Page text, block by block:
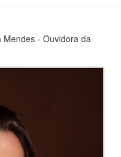
- Ouvidora da